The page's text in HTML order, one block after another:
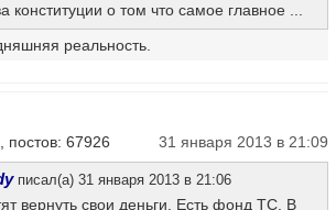
конституции о том что самое главное ...
реальность.
постов: 67926 31 января 2013 в 21:09
писал(а) 31 января 2013 в 21:06
вернуть свои деньги. Есть фонд ТС. В